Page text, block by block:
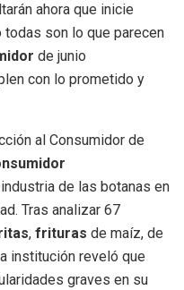
ahora que inicie
todas son lo que parecen
de junio
con lo prometido y
al Consumidor de
de las botanas en
Tras analizar 67
, frituras de maíz, de
institución reveló que
graves en su